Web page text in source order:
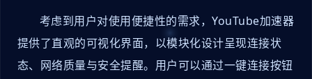
考虑到用户对使用便捷性的需求，YouTube加速器
提供了直观的可视化界面，以模块化设计呈现连接状
态、网络质量与安全提醒。用户可以通过一键连接按钮